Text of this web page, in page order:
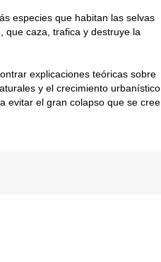
especies que habitan las selvas
que caza, trafica y destruye la
explicaciones teóricas sobre
y el crecimiento urbanístico
evitar el gran colapso que se cree